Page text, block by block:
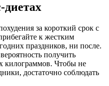
диетах
за короткий срок с
к жестким
праздников, ни после.
получить
килограммов. Чтобы не
достаточно соблюдать